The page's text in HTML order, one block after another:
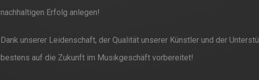
nachhaltigen Erfolg anlegen!
Dank unserer Leidenschaft, der Qualität unserer Künstler und der
bestens auf die Zukunft im Musikgeschäft vorbereitet!